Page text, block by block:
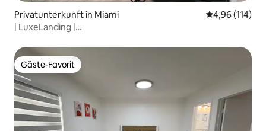
Privatunterkunft in Miami
4,96 (114)
| LuxeLanding |
Gäste-Favorit
Gäste-Favorit